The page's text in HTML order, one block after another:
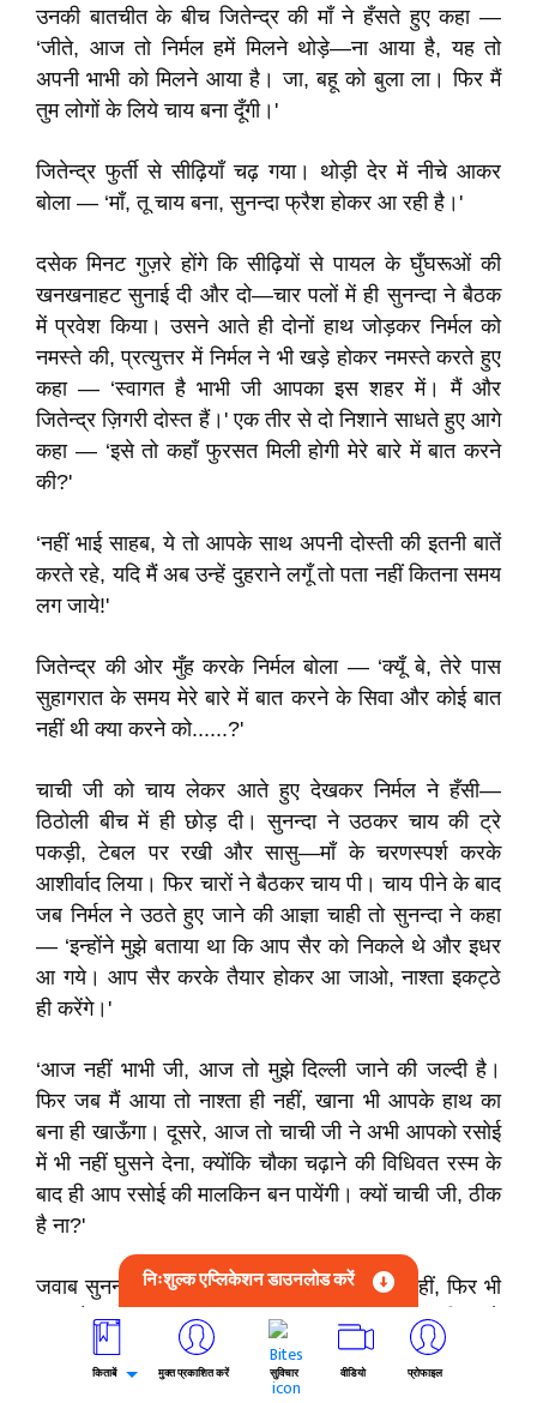
उनकी बातचीत के बीच जितेन्द्र की माँ ने हँसते हुए कहा —
‘जीते, आज तो निर्मल हमें मिलने थोड़े—ना आया है, यह तो
अपनी भाभी को मिलने आया है। जा, बहू को बुला ला। फिर मैं
तुम लोगों के लिये चाय बना दूँगी।'
जितेन्द्र फुर्ती से सीढ़ियाँ चढ़ गया। थोड़ी देर में नीचे आकर
बोला — ‘माँ, तू चाय बना, सुनन्दा फ्रैश होकर आ रही है।'
दसेक मिनट गुज़रे होंगे कि सीढ़ियों से पायल के घुँघरूओं की
खनखनाहट सुनाई दी और दो—चार पलों में ही सुनन्दा ने बैठक
में प्रवेश किया। उसने आते ही दोनों हाथ जोड़कर निर्मल को
नमस्ते की, प्रत्युत्तर में निर्मल ने भी खड़े होकर नमस्ते करते हुए
कहा — ‘स्वागत है भाभी जी आपका इस शहर में। मैं और
जितेन्द्र ज़िगरी दोस्त हैं।' एक तीर से दो निशाने साधते हुए आगे
कहा — ‘इसे तो कहाँ फुरसत मिली होगी मेरे बारे में बात करने
की?'
‘नहीं भाई साहब, ये तो आपके साथ अपनी दोस्ती की इतनी बातें
करते रहे, यदि मैं अब उन्हें दुहराने लगूँ तो पता नहीं कितना समय
लग जाये!'
जितेन्द्र की ओर मुँह करके निर्मल बोला — ‘क्यूँ बे, तेरे पास
सुहागरात के समय मेरे बारे में बात करने के सिवा और कोई बात
नहीं थी क्या करने को......?'
चाची जी को चाय लेकर आते हुए देखकर निर्मल ने हँसी—
ठिठोली बीच में ही छोड़ दी। सुनन्दा ने उठकर चाय की ट्रे
पकड़ी, टेबल पर रखी और सासु—माँ के चरणस्पर्श करके
आशीर्वाद लिया। फिर चारों ने बैठकर चाय पी। चाय पीने के बाद
जब निर्मल ने उठते हुए जाने की आज्ञा चाही तो सुनन्दा ने कहा
— ‘इन्होंने मुझे बताया था कि आप सैर को निकले थे और इधर
आ गये। आप सैर करके तैयार होकर आ जाओ, नाश्ता इकट्ठे
ही करेंगे।'
‘आज नहीं भाभी जी, आज तो मुझे दिल्ली जाने की जल्दी है।
फिर जब मैं आया तो नाश्ता ही नहीं, खाना भी आपके हाथ का
बना ही खाऊँगा। दूसरे, आज तो चाची जी ने अभी आपको रसोई
में भी नहीं घुसने देना, क्योंकि चौका चढ़ाने की विधिवत रस्म के
बाद ही आप रसोई की मालकिन बन पायेंगी। क्यों चाची जी, ठीक
है ना?'
जवाब सुनन्दा ने दिया — ‘भाई साहब, विवाह हुआ नहीं, फिर भी
आप तो घर—गृहस्थी के रस्मो—रिवाज़ की पूरी जानकारी रखते
निःशुल्क एप्लिकेशन डाउनलोड करें
किताबें मुक्त प्रकाशित करें सुविचार वीडियो प्रोफाइल